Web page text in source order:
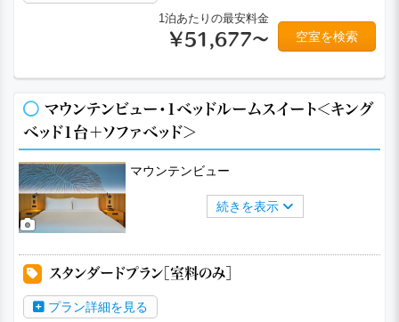
1泊あたりの最安料金
￥51,677～ 空室を検索
マウンテンビュー・1ベッドルームスイート＜キング
ベッド1台＋ソファベッド＞
マウンテンビュー
続きを表示
スタンダードプラン［室料のみ］
プラン詳細を見る